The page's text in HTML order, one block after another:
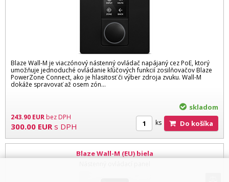
Blaze Wall-M je viaczónový nástenný ovládač napájaný cez PoE, ktorý
umožňuje jednoduché ovládanie kľúčových funkcií zosilňovačov Blaze
PowerZone Connect, ako je hlasitosť či výber zdroja zvuku. Wall-M
dokáže spravovať až osem zón...
243.90 EURbez DPH
300.00 EUR s DPH
skladom
ks Do košíka
Blaze Wall-M (EU) biela